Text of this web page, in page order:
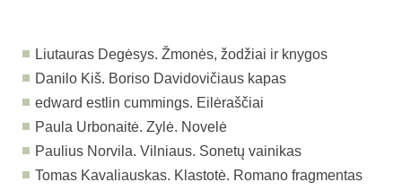
Liutauras Degėsys. Žmonės, žodžiai ir knygos
Danilo Kiš. Boriso Davidovičiaus kapas
edward estlin cummings. Eilėraščiai
Paula Urbonaitė. Zylė. Novelė
Paulius Norvila. Vilniaus. Sonetų vainikas
Tomas Kavaliauskas. Klastotė. Romano fragmentas